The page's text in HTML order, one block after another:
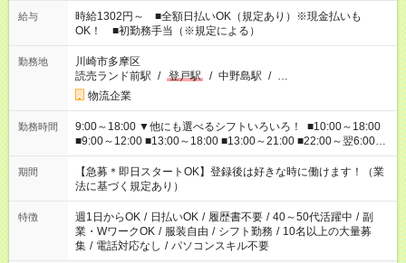
給与
時給1302円～ ■全額日払いOK（規定あり）※現金払いも
OK！ ■初勤務手当（※規定による）
勤務地
川崎市多摩区
読売ランド前駅 / 登戸駅 / 中野島駅 / …
物流企業
勤務時間
9:00～18:00 ▼他にも選べるシフトいろいろ！ ■10:00～18:00
■9:00～12:00 ■13:00～18:00 ■13:00～21:00 ■22:00～翌6:00
など あなたの希望を教えてください！
期間
【急募＊即日スタートOK】登録後は好きな時に働けます！（業
法に基づく規定あり）
特徴 週1日からOK / 日払いOK / 履歴書不要 / 40～50代活躍中 / 副
業・WワークOK / 服装自由 / シフト勤務 / 10名以上の大量募
集 / 電話対応なし / パソコンスキル不要